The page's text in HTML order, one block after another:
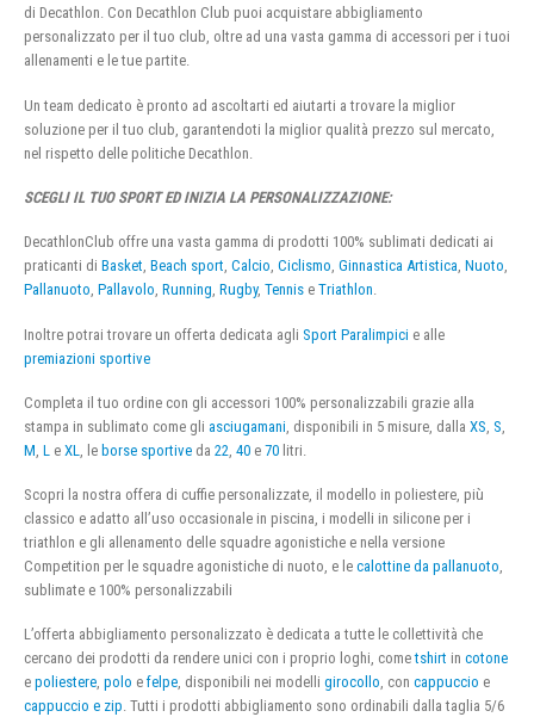
di Decathlon. Con Decathlon Club puoi acquistare abbigliamento
personalizzato per il tuo club, oltre ad una vasta gamma di accessori per i tuoi
allenamenti e le tue partite.
Un team dedicato è pronto ad ascoltarti ed aiutarti a trovare la miglior
soluzione per il tuo club, garantendoti la miglior qualità prezzo sul mercato,
nel rispetto delle politiche Decathlon.
SCEGLI IL TUO SPORT ED INIZIA LA PERSONALIZZAZIONE:
DecathlonClub offre una vasta gamma di prodotti 100% sublimati dedicati ai
praticanti di Basket, Beach sport, Calcio, Ciclismo, Ginnastica Artistica, Nuoto,
Pallanuoto, Pallavolo, Running, Rugby, Tennis e Triathlon.
Inoltre potrai trovare un offerta dedicata agli Sport Paralimpici e alle
premiazioni sportive
Completa il tuo ordine con gli accessori 100% personalizzabili grazie alla
stampa in sublimato come gli asciugamani , disponibili in 5 misure, dalla XS S
M L e XL , le borse sportive da 22 40 e 70 litri.
Scopri la nostra offera di cuffie personalizzate, il modello in poliestere, più
classico e adatto all’uso occasionale in piscina, i modelli in silicone per i
triathlon e gli allenamento delle squadre agonistiche e nella versione
Competition per le squadre agonistiche di nuoto, e le calottine da pallanuoto,
sublimate e 100% personalizzabili
L’offerta abbigliamento personalizzato è dedicata a tutte le collettività che
cercano dei prodotti da rendere unici con i proprio loghi, cometshirt in cotone
e poliestere, polo e felpe, disponibili nei modelli girocollo, con cappuccio e
cappuccio e zip. Tutti i prodotti abbigliamento sono ordinabili dalla taglia 5/6